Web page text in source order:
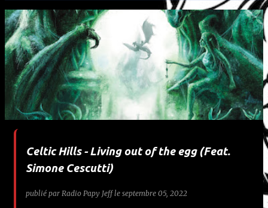
A
r
c
Celtic Hills - Living out of the egg (Feat.
Simone Cescutti)
publié par Radio Papy Jeff le septembre 05, 2022